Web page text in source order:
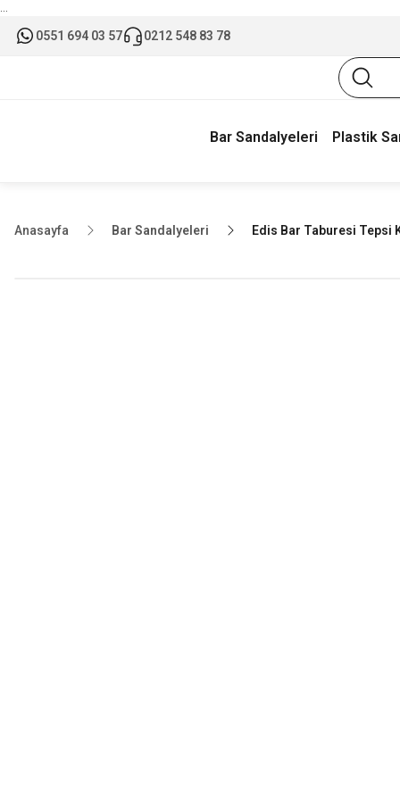
...
0551 694 03 57 0212 548 83 78
Bar Sandalyeleri Plastik
Anasayfa Bar Sandalyeleri Edis Bar Taburesi Tepsi